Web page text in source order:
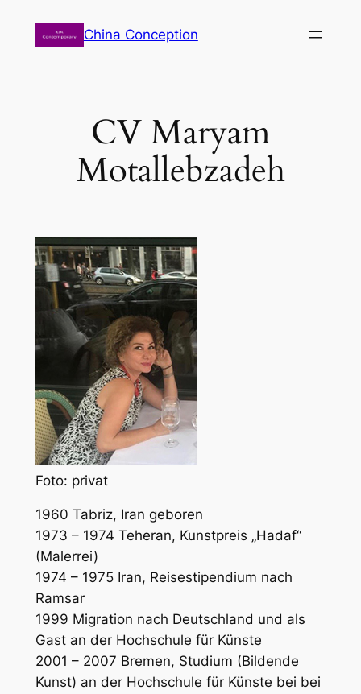
China Conception
CV Maryam
Motallebzadeh
Foto: privat
1960 Tabriz, Iran geboren
1973 – 1974 Teheran, Kunstpreis „Hadaf“
(Malerrei)
1974 – 1975 Iran, Reisestipendium nach
Ramsar
1999 Migration nach Deutschland und als
Gast an der Hochschule für Künste
2001 – 2007 Bremen, Studium (Bildende
Kunst) an der Hochschule für Künste bei bei